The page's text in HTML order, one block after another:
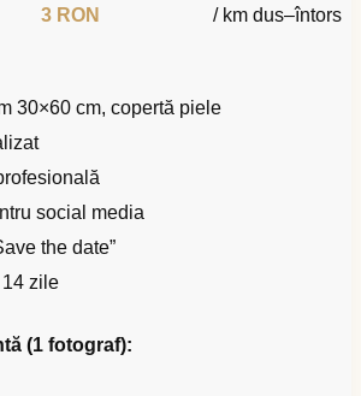
3 RON / km dus–întors
30×60 cm, copertă piele
social media
the date”
zile
(1 fotograf):